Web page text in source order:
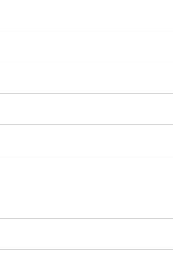
wij niet de beschikking hebben over de
u onze website opnieuw bezoekt, om
tijdens het gebruik van de websites
van cookies van derden.
overschrijden. Bovendien hebt u de
voor cookies op een later moment
bepaalde cookies op uw
Ltd.
gebruik van cookies te verkrijgen.
IP-adres van de gebruiker door Google
Ruimte hebben getekend, wordt
de gebruiker doorgegeven IP-adres
(inclusief uw IP-adres) bij Google en
te downloaden en installeren:
en diensten. Door evaluatie van de
optimaliseren.
deze dienst werkt, gebruikt Google Ads
aan te kunnen bieden. Door het
meten. Daarbij worden bij conversies
op basis van art. 45 AVG in verband
zich te zullen houden aan de
privacy.
Server in de USA.
maken de plaatsen te vinden die wij op de
94066, USA Wanneer u op onze
YouTube resp. Google. Google Ireland
stellen die vermoedelijk interessant is op
aan de exploitant van Bing Ads,
ad-settings/ wijzigen.
op Yandex, wanneer u in de cookie-
over het gebruik van onze websites
gebruiken de door Yandex
na het klikken op een Meta-
overeenkomen met de potentiële
getoond hebben.
technologie van Hotjar krijgen wij meer
invullen van formulieren. Hotjar
en gebruikersinteracties zoals
wordt niet door Hotjar of onszelf
Meer informatie vindt u
gegeven hebben.
websites, bijvoorbeeld hoeveel tijd
de gebruiker, zijn geanonimiseerde IP-
Bovendien gebruikt Microsoft Clarity
Walls.io gebeurt uitsluitend binnen de